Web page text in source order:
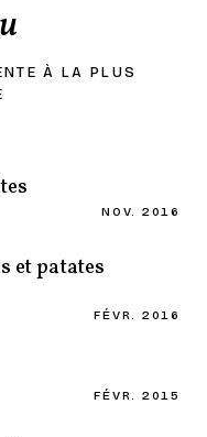
À LA PLUS
NOV. 2016
et patates
FÉVR. 2016
FÉVR. 2015